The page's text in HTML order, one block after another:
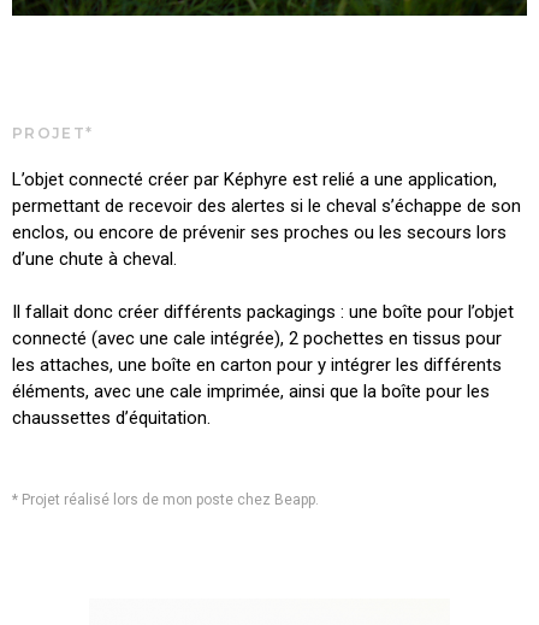
PROJET*
L’objet connecté créer par Képhyre est relié a une application,
permettant de recevoir des alertes si le cheval s’échappe de son
enclos, ou encore de prévenir ses proches ou les secours lors
d’une chute à cheval.
Il fallait donc créer différents packagings : une boîte pour l’objet
connecté (avec une cale intégrée), 2 pochettes en tissus pour
les attaches, une boîte en carton pour y intégrer les différents
éléments, avec une cale imprimée, ainsi que la boîte pour les
chaussettes d’équitation.
* Projet réalisé lors de mon poste chez Beapp.